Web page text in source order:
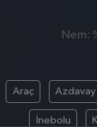
Nem:
Araç Azdavay
İnebolu